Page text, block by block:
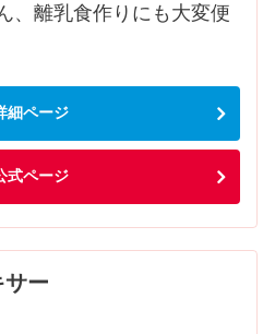
、離乳食作りにも大変便
細ページ
式ページ
サー